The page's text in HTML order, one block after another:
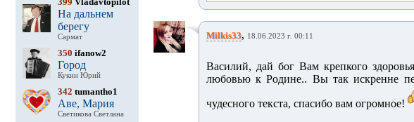
На дальнем
берегу
Сармат
350 ifanow2
Город
Кукин Юрий
342 tumantho1
Аве, Мария
Светикова Светлана
Milkis33, 18.06.2023 г. 00:11
Василий, дай бог Вам крепкого
любовью к Родине.. Вы так искренне
чудесного текста, спасибо вам огромное!